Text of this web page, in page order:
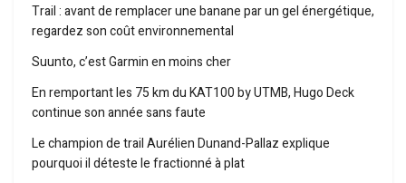
Trail : avant de remplacer une banane par un gel énergétique,
regardez son coût environnemental
Suunto, c’est Garmin en moins cher
En remportant les 75 km du KAT100 by UTMB, Hugo Deck
continue son année sans faute
Le champion de trail Aurélien Dunand-Pallaz explique
pourquoi il déteste le fractionné à plat